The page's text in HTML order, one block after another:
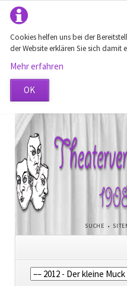
Cookies helfen uns bei der
der Website erklären Sie sich damit
Mehr erfahren
OK
NAVIGATION
SUCHE
Navigation
überspringen